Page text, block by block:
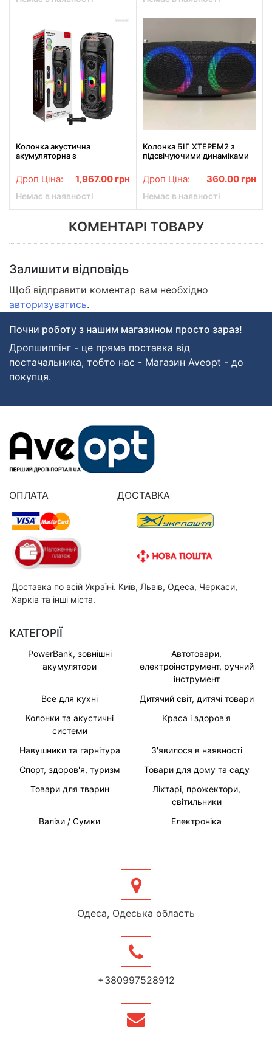
Колонка акустична
акумуляторна з
пультом, ZQS8259 25W
Дроп Ціна: 1,967.00 грн
Немає в наявності
Колонка БІГ ХТЕРЕМ2 з
підсвічуючими динаміками
акустика
Дроп Ціна: 360.00 грн
Немає в наявності
КОМЕНТАРІ ТОВАРУ
Залишити відповідь
Щоб відправити коментар вам необхідно
авторизуватись.
Почни роботу з нашим магазином просто зараз!
Дропшиппінг - це пряма поставка від
постачальника, тобто нас - Магазин Aveopt - до
покупця.
ОПЛАТА ДОСТАВКА
Доставка по всій Україні. Київ, Львів, Одеса, Черкаси,
Харків та інші міста.
КАТЕГОРІЇ
PowerBank, зовнішні
акумулятори
Автотовари,
електроінструмент, ручний
інструмент
Все для кухні
Дитячий світ, дитячі товари
Колонки та акустичні
системи
Краса і здоров'я
Навушники та гарнітура
З'явилося в наявності
Спорт, здоров'я, туризм
Товари для дому та саду
Товари для тварин
Ліхтарі, прожектори,
світильники
Валізи / Сумки
Електроніка
Одеса, Одеська область
+380997528912